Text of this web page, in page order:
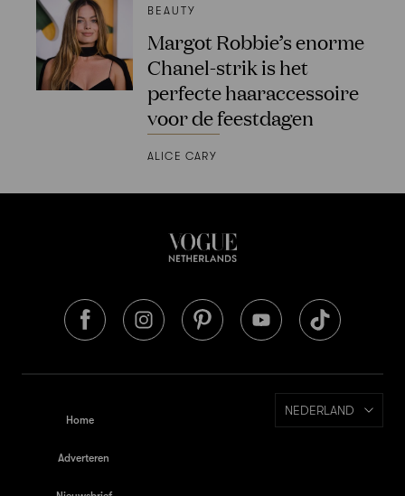
BEAUTY
Margot Robbie’s enorme
Chanel-strik is het
perfecte haaraccessoire
voor de feestdagen
ALICE CARY
Home
Adverteren
NEDERLAND